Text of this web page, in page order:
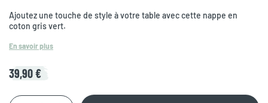
Ajoutez une touche de style à votre table avec cette nappe en
coton gris vert.
En savoir plus
39,90 €